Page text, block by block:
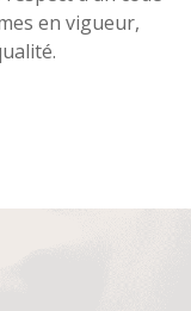
en vigueur,